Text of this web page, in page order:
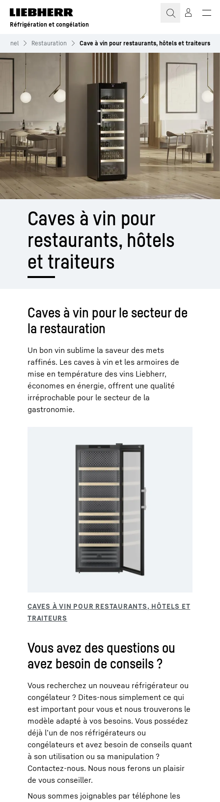
Réfrigération et congélation
Restauration Cave à vin pour restaurants, hôtels et traiteurs
Caves à vin pour
restau­rants, hôtels
et traiteurs
Caves à vin pour le secteur de
la restauration
Un bon vin sublime la saveur des mets
raffinés. Les caves à vin et les armoires de
mise en température des vins Liebherr,
économes en énergie, offrent une qualité
irréprochable pour le secteur de la
gastronomie.
Vous avez des questions ou
avez besoin de conseils ?
Vous recherchez un nouveau réfrigérateur ou
congélateur ? Dites-nous simplement ce qui
est important pour vous et nous trouverons le
modèle adapté à vos besoins. Vous possédez
déjà l’un de nos réfrigérateurs ou
congélateurs et avez besoin de conseils quant
à son utilisation ou sa manipulation ?
Contactez-nous. Nous nous ferons un plaisir
de vous conseiller.
Nous sommes joignables par téléphone les